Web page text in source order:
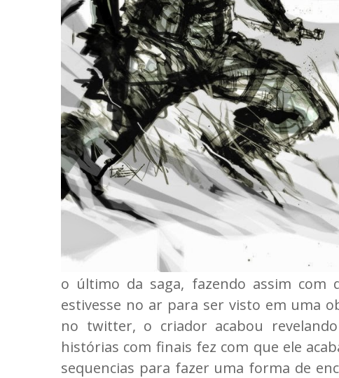
o último da saga, fazendo assim com
estivesse no ar para ser visto em uma
no twitter, o criador acabou
histórias com finais fez com que ele
sequencias para fazer uma forma de